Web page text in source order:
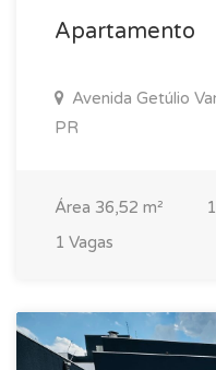
Apartamento
Avenida Getúlio
PR
Área 36,52 m²
1 Vagas